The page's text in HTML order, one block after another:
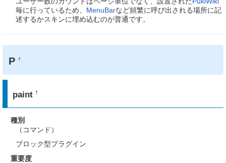
毎に行っているため、 MenuBarなど頻繁に呼び出される場所に記
述するかスキンに埋め込むのが普通です。
P†
paint†
種別
（コマンド）
ブロック型プラグイン
重要度